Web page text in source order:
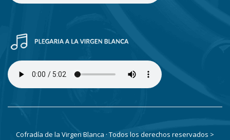
Cofradía de la Virgen Blanca · Todos los derechos reservados >